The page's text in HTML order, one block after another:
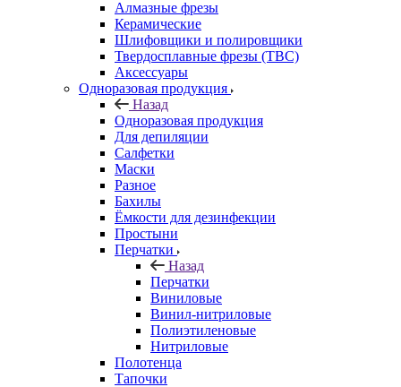
Алмазные фрезы
Керамические
Шлифовщики и полировщики
Твердосплавные фрезы (ТВС)
Аксессуары
Одноразовая продукция
Назад
Одноразовая продукция
Для депиляции
Салфетки
Маски
Разное
Бахилы
Ёмкости для дезинфекции
Простыни
Перчатки
Назад
Перчатки
Виниловые
Винил-нитриловые
Полиэтиленовые
Нитриловые
Полотенца
Тапочки